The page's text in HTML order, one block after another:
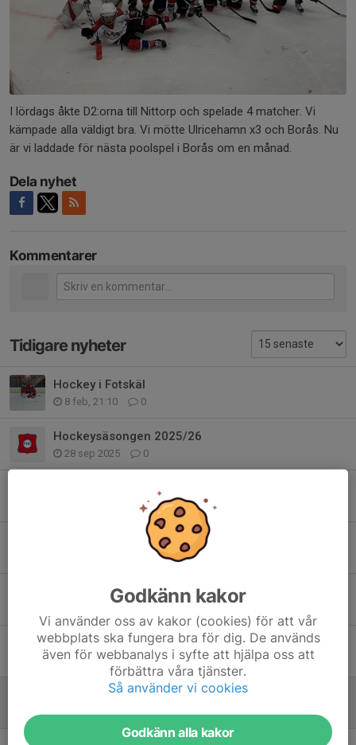
I lördags åkte D2:orna till Nittorp och spelade 4 matcher. Vi
kämpade alla väldigt bra. Vi mötte Ulricehamn x3 och Borås. Nu
är vi laddade för nästa poolspel i Borås om en månad.
Dela nyhet
Kommentarer
Tidigare nyheter
Hockey i Fotskäl
8 feb, 21:10 0
Hockeysäsongen 2025/26
28 sep 2025 0
0
Säsongens sista poolspel för D1
Poolspel i Ulricehamn för D1
16 feb 2025 0
Poolspel i Nittorp den 18:e januari
22 jan 2025 0
Godkänn kakor
Vi använder oss av kakor (cookies) för att vår
webbplats ska fungera bra för dig. De används
även för webbanalys i syfte att hjälpa oss att
förbättra våra tjänster.
Så använder vi cookies
Godkänn alla kakor